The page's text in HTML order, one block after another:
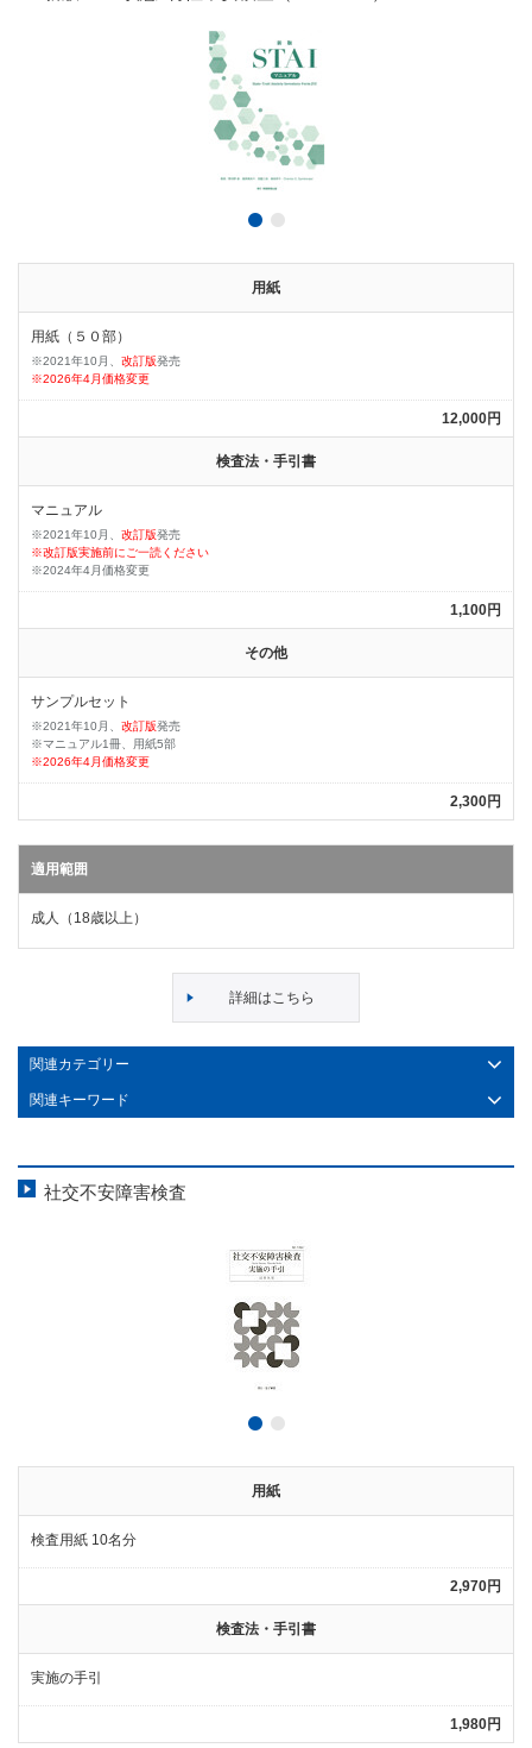
用紙
用紙（５０部）
※2021年10月、 改訂版発売
※2026年4月価格変更
12,000円
検査法・手引書
マニュアル
※2021年10月、 改訂版発売
※改訂版実施前にご一読ください
※2024年4月価格変更
1,100円
その他
サンプルセット
※2021年10月、 改訂版発売
※マニュアル1冊、用紙5部
※2026年4月価格変更
2,300円
適用範囲
成人（18歳以上）
詳細はこちら
関連カテゴリー
関連キーワード
社交不安障害検査
用紙
検査用紙 10名分
2,970円
検査法・手引書
実施の手引
1,980円